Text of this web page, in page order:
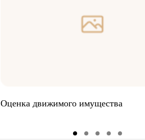
Оценка движимого имущества